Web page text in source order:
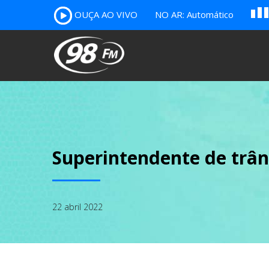
OUÇA AO VIVO NO AR: Automático B c
Superintendente de
22 abril 2022